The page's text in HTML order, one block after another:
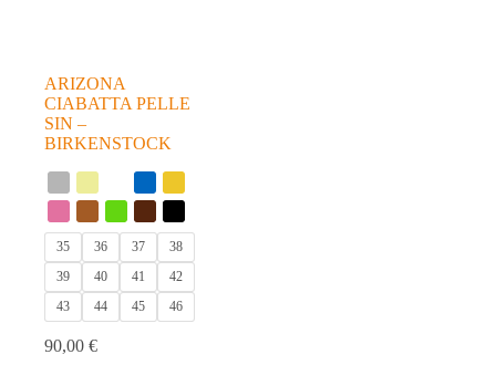
ARIZONA
CIABATTA PELLE
SIN –
BIRKENSTOCK
35 36 37
38
39
40 41
42
43
44 45 46
90,00 €